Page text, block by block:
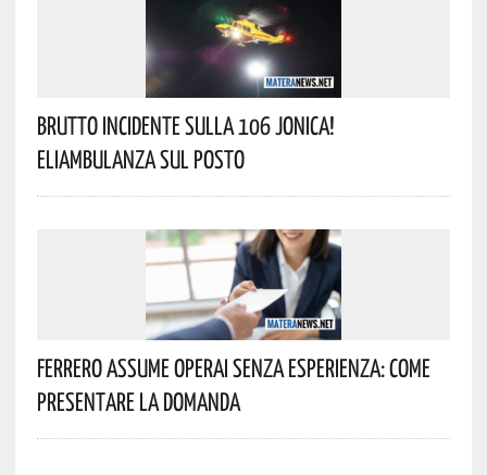
Brutto Incidente Sulla 106 Jonica!
Eliambulanza Sul Posto
Ferrero Assume Operai Senza Esperienza: Come
Presentare La Domanda